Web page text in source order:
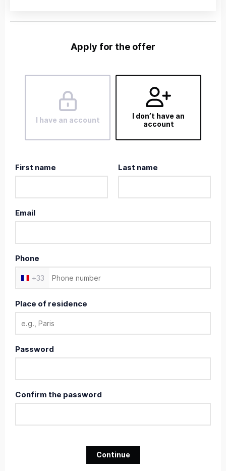
Apply for the offer
I have an account
I don’t have an
account
First name Last name
Email
Phone
+33
Place of residence
Password
Confirm the password
Continue